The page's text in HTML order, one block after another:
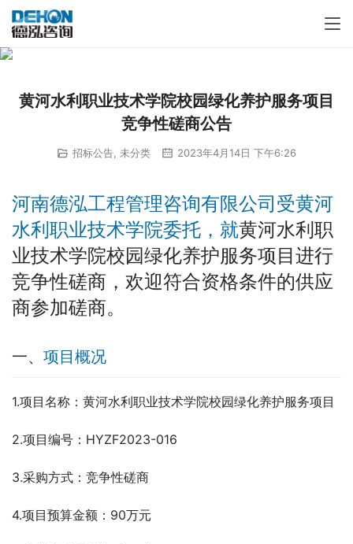
黄河水利职业技术学院校园绿化养护服务项目
竞争性磋商公告
招标公告 未分类 2023年4月14日 下午6:26
河南德泓工程管理咨询有限公司受黄河
水利职业技术学院委托，就黄河水利职
业技术学院校园绿化养护服务项目进行
竞争性磋商，欢迎符合资格条件的供应
商参加磋商。
一、 项目概况
1.项目名称：黄河水利职业技术学院校园绿化养护服务项目
2.项目编号：HYZF2023-016
3.采购方式：竞争性磋商
4.项目预算金额：90万元